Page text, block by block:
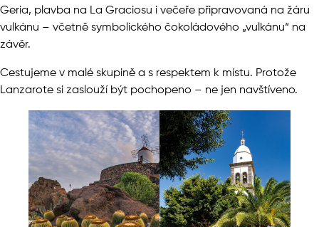
Geria, plavba na La Graciosu i večeře připravovaná na žáru
vulkánu – včetně symbolického čokoládového „vulkánu“ na
závěr.
Cestujeme v malé skupině a s respektem k místu. Protože
Lanzarote si zaslouží být pochopeno – ne jen navštíveno.